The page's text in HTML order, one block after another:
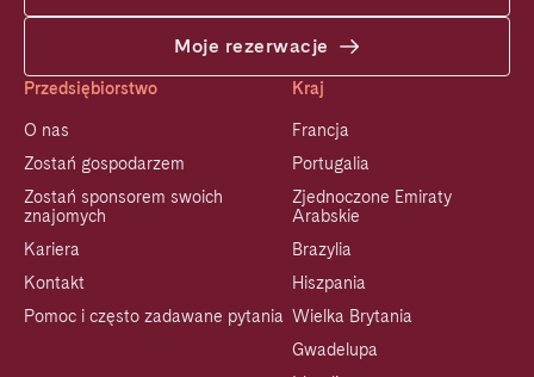
Moje rezerwacje
Przedsiębiorstwo
O nas
Zostań gospodarzem
Zostań sponsorem swoich
znajomych
Kariera
Kontakt
Pomoc i często zadawane pytania
Kraj
Francja
Portugalia
Zjednoczone Emiraty
Arabskie
Brazylia
Hiszpania
Wielka Brytania
Gwadelupa